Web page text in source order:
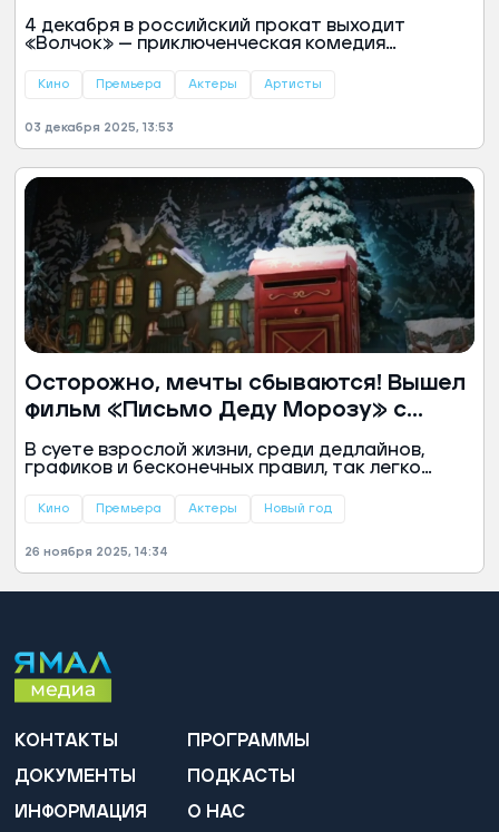
дореволюционной России
4 декабря в российский прокат выходит
«Волчок» — приключенческая комедия
снятой в аутентичных декорациях Рыбинска и
разворачивается история опасного
путешествия и неожиданной дружбы.
Подробности о фильме, съемках и актерах — в
материале «Ямал-Медиа».
Кино Премьера Актеры Артисты
03 декабря 2025, 13:53
Осторожно, мечты сбываются! Вышел
фильм «Письмо Деду Морозу» с
Наталией Орейро
В суете взрослой жизни, среди дедлайнов,
графиков и бесконечных правил, так легко
об этом новогодняя картина «Письмо Деду
открыл праздничный киносезон.
Кино Премьера Актеры Новый год
26 ноября 2025, 14:34
КОНТАКТЫ
ДОКУМЕНТЫ
ИНФОРМАЦИЯ
ПРОГРАММЫ
ПОДКАСТЫ
О НАС